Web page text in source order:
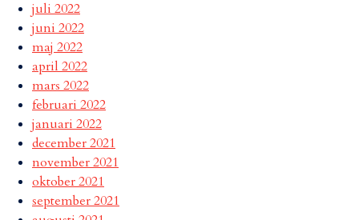
juli 2022
juni 2022
maj 2022
april 2022
mars 2022
februari 2022
januari 2022
december 2021
november 2021
oktober 2021
september 2021